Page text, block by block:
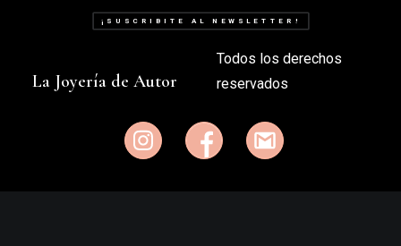
¡SUSCRIBITE AL NEWSLETTER!
La Joyería de Autor
Todos los derechos
reservados